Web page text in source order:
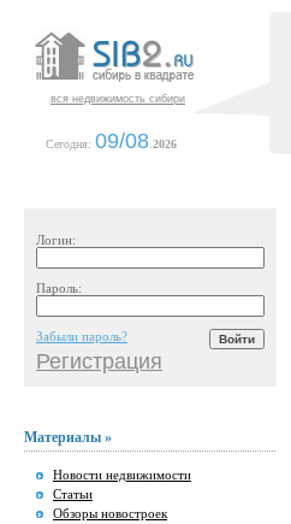
вся недвижимость сибири
Сегодня: 09/08 2026
Логин:
Пароль:
Забыли пароль?
Регистрация
Материалы »
Новости недвижимости
Статьи
Обзоры новостроек